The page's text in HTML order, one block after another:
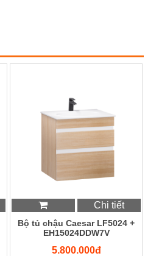
Chi tiết
Bộ tủ chậu Caesar LF5024 +
EH15024DDW7V
5.800.000đ